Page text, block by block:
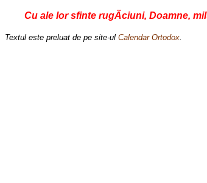
Cu ale lor sfinte rugÄciuni, Doamne,
Textul este preluat de pe site-ul Calendar Ortodox.